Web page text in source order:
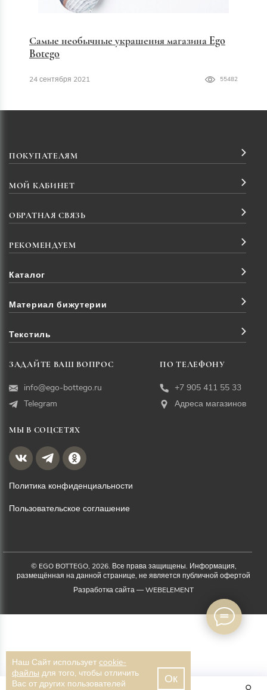
Самые необычные украшения магазина Ego
Botego
24 сентября 2021 55482
ПОКУПАТЕЛЯМ
МОЙ КАБИНЕТ
ОБРАТНАЯ СВЯЗЬ
РЕКОМЕНДУЕМ
Каталог
Материал бижутерии
Текстиль
ЗАДАЙТЕ ВАШ ВОПРОС
info@ego-bottego.ru
Telegram
ПО ТЕЛЕФОНУ
+7 905 411 55 33
Адреса магазинов
МЫ В СОЦСЕТЯХ
Политика конфиденциальности
Пользовательское соглашение
© EGO BOTTEGO, 2026. Все права защищены. Информация,
размещённая на данной странице, не является публичной офертой
Разработка сайта —WEBELEMENT
Наш Сайт использует cookie-
файлы для того, чтобы отличить
Вас от других пользователей
Ок